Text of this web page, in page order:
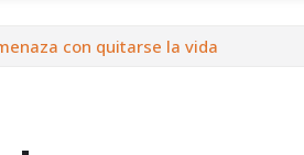
con quitarse la vida